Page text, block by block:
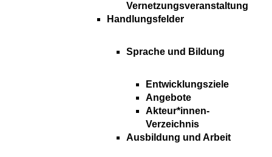
Vernetzungsveranstaltung
Handlungsfelder
Sprache und Bildung
Entwicklungsziele
Angebote
Akteur*innen-
Verzeichnis
Ausbildung und Arbeit